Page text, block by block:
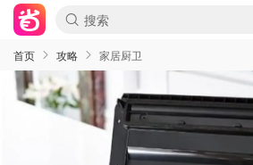
首页 攻略 家居厨卫